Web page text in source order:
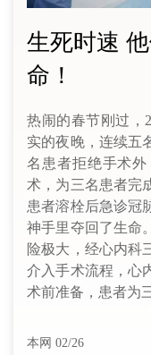
生死时速
命！
热闹的春节刚过，
实的夜晚，连续五
名患者拒绝手术
术，为三名患者完
患者溶栓后急诊冠
神手里夺回了生命
险极大，经心内科
介入手术流程，心
术前准备，患者为
本网 02/26